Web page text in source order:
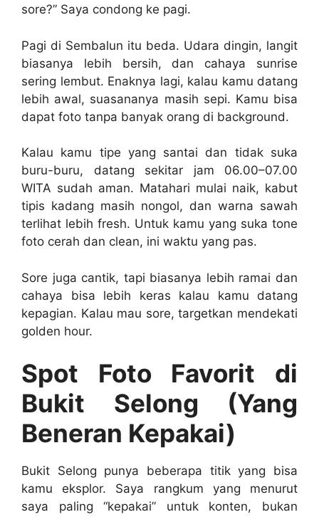
sore?” Saya condong ke pagi.
Pagi di Sembalun itu beda. Udara dingin, langit
biasanya lebih bersih, dan cahaya sunrise
sering lembut. Enaknya lagi, kalau kamu datang
lebih awal, suasananya masih sepi. Kamu bisa
dapat foto tanpa banyak orang di background.
Kalau kamu tipe yang santai dan tidak suka
buru-buru, datang sekitar jam 06.00–07.00
WITA sudah aman. Matahari mulai naik, kabut
tipis kadang masih nongol, dan warna sawah
terlihat lebih fresh. Untuk kamu yang suka tone
foto cerah dan clean, ini waktu yang pas.
Sore juga cantik, tapi biasanya lebih ramai dan
cahaya bisa lebih keras kalau kamu datang
kepagian. Kalau mau sore, targetkan mendekati
golden hour.
Spot Foto Favorit di
Bukit Selong (Yang
Beneran Kepakai)
Bukit Selong punya beberapa titik yang bisa
kamu eksplor. Saya rangkum yang menurut
saya paling “kepakai” untuk konten, bukan